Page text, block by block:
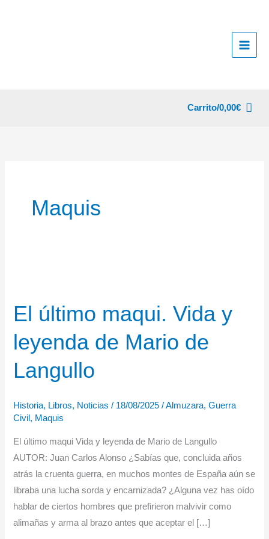
Carrito/0,00€
Maquis
El último maqui. Vida y
leyenda de Mario de
Langullo
Historia, Libros, Noticias / 18/08/2025/Almuzara,Guerra
Civil , Maquis
El último maqui Vida y leyenda de Mario de Langullo
AUTOR: Juan Carlos Alonso ¿Sabías que, concluida años
atrás la cruenta guerra, en muchos montes de España aún se
libraba una lucha sorda y encarnizada? ¿Alguna vez has oído
hablar de ciertos hombres que prefirieron malvivir como
alimañas y arma al brazo antes que aceptar el […]